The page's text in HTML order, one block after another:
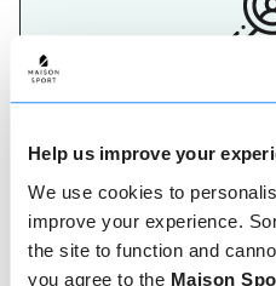
Help us improve your
We use cookies to
improve your experience.
the site to function and
you agree to the Maison
Maak
op de pistes gemaakt,
vandaag nog